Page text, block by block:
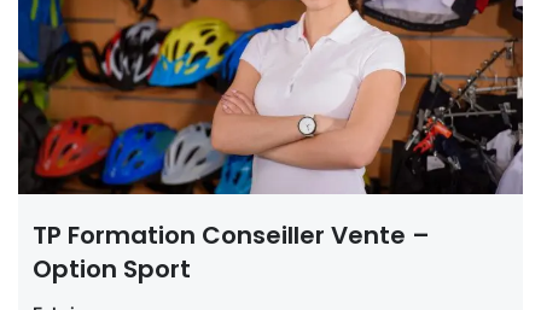
TP Formation Conseiller Vente –
Option Sport